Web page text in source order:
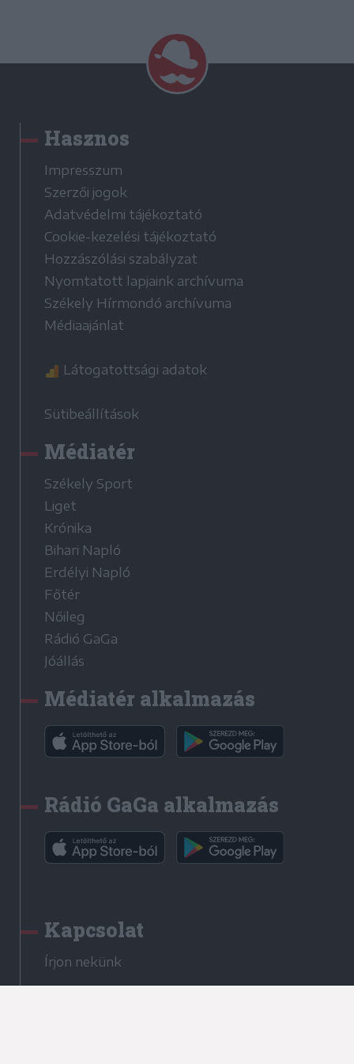
Hasznos
Impresszum
Szerzői jogok
Adatvédelmi tájékoztató
Cookie-kezelési tájékoztató
Hozzászólási szabályzat
Nyomtatott lapjaink archívuma
Székely Hírmondó archívuma
Médiaajánlat
Látogatottsági adatok
Sütibeállítások
Médiatér
Székely Sport
Liget
Krónika
Bihari Napló
Erdélyi Napló
Főtér
Nőileg
Rádió GaGa
Jóállás
Médiatér alkalmazás
Rádió GaGa alkalmazás
Kapcsolat
Írjon nekünk